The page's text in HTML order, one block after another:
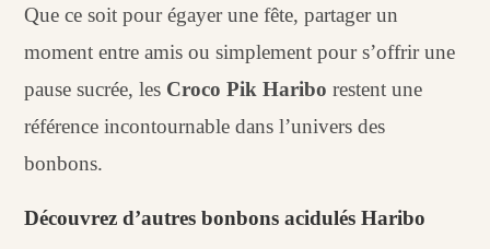
Que ce soit pour égayer une fête, partager un
moment entre amis ou simplement pour s’offrir une
pause sucrée, les Croco Pik Haribo restent une
référence incontournable dans l’univers des
bonbons.
Découvrez d’autres bonbons acidulés Haribo